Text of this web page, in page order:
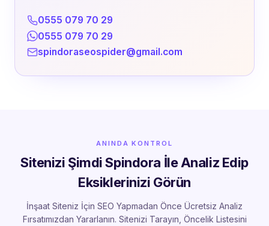
0555 079 70 29
0555 079 70 29
spindoraseospider@gmail.com
ANINDA KONTROL
Sitenizi Şimdi Spindora İle Analiz Edip
Eksiklerinizi Görün
İnşaat Siteniz İçin SEO Yapmadan Önce Ücretsiz Analiz
Fırsatımızdan Yararlanın. Sitenizi Tarayın, Öncelik Listesini